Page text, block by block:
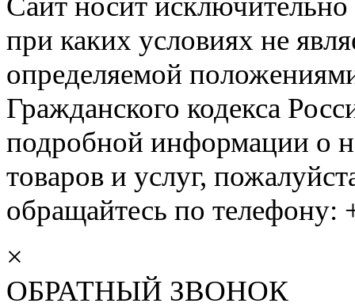
при каких условиях не
определяемой
Гражданского кодекса
подробной информации о
товаров и услуг,
обращайтесь по
×
ОБРАТНЫЙ ЗВОНОК